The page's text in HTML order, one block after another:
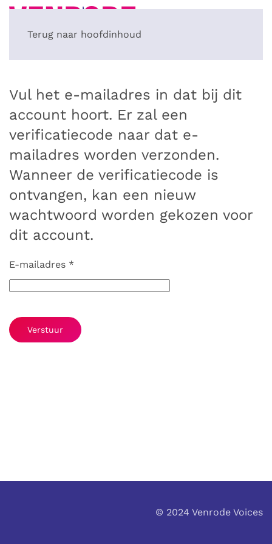
Terug naar hoofdinhoud
Vul het e-mailadres in dat bij dit
account hoort. Er zal een
verificatiecode naar dat e-
mailadres worden verzonden.
Wanneer de verificatiecode is
ontvangen, kan een nieuw
wachtwoord worden gekozen voor
dit account.
E-mailadres *
Verstuur
© 2024 Venrode Voices